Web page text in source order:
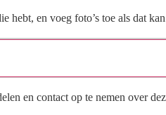
hebt, en voeg foto’s toe als dat
en contact op te nemen over